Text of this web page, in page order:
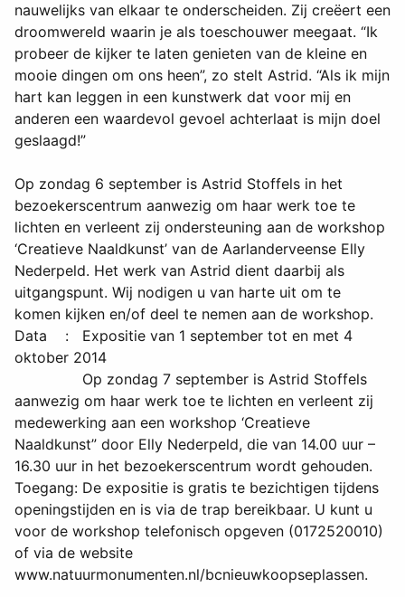
nauwelijks van elkaar te onderscheiden. Zij creëert een
droomwereld waarin je als toeschouwer meegaat. “Ik
probeer de kijker te laten genieten van de kleine en
mooie dingen om ons heen”, zo stelt Astrid. “Als ik mijn
hart kan leggen in een kunstwerk dat voor mij en
anderen een waardevol gevoel achterlaat is mijn doel
geslaagd!”
Op zondag 6 september is Astrid Stoffels in het
bezoekerscentrum aanwezig om haar werk toe te
lichten en verleent zij ondersteuning aan de workshop
‘Creatieve Naaldkunst’ van de Aarlanderveense Elly
Nederpeld. Het werk van Astrid dient daarbij als
uitgangspunt. Wij nodigen u van harte uit om te
komen kijken en/of deel te nemen aan de workshop.
Data : Expositie van 1 september tot en met 4
oktober 2014
Op zondag 7 september is Astrid Stoffels
aanwezig om haar werk toe te lichten en verleent zij
medewerking aan een workshop ‘Creatieve
Naaldkunst” door Elly Nederpeld, die van 14.00 uur –
16.30 uur in het bezoekerscentrum wordt gehouden.
Toegang: De expositie is gratis te bezichtigen tijdens
openingstijden en is via de trap bereikbaar. U kunt u
voor de workshop telefonisch opgeven (0172520010)
of via de website
www.natuurmonumenten.nl/bcnieuwkoopseplassen.